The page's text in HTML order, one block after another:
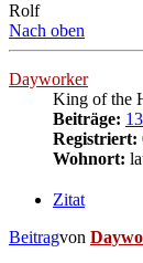
Rolf
Nach oben
Dayworker
King of the
Beiträge:
Registriert:
Wohnort:
Zitat
Beitragvon